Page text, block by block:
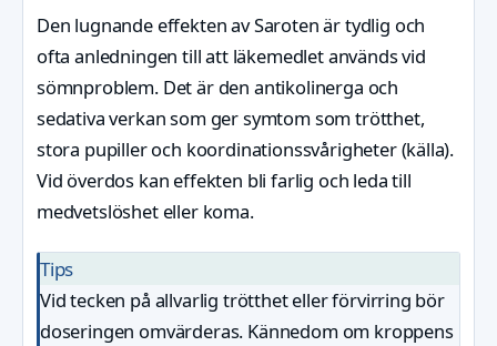
Den lugnande effekten av Saroten är tydlig och
ofta anledningen till att läkemedlet används vid
sömnproblem. Det är den antikolinerga och
sedativa verkan som ger symtom som trötthet,
stora pupiller och koordinationssvårigheter (källa).
Vid överdos kan effekten bli farlig och leda till
medvetslöshet eller koma.
Tips
Vid tecken på allvarlig trötthet eller förvirring bör
doseringen omvärderas. Kännedom om kroppens